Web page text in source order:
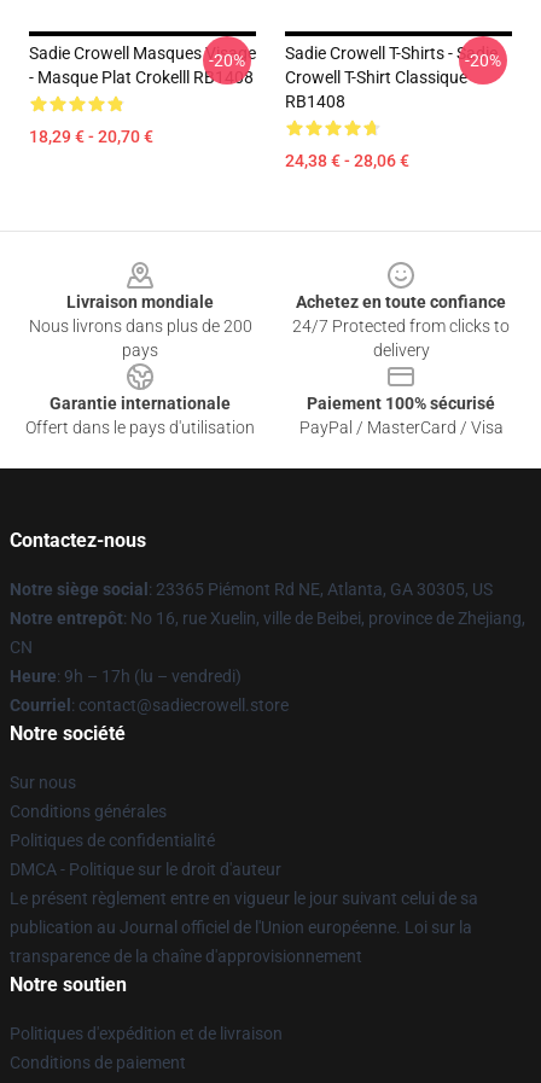
Sadie Crowell Masques Visage
- Masque Plat Crokelll RB1408
18,29 € - 20,70 €
-20%
Sadie Crowell T-Shirts - Sadie
Crowell T-Shirt Classique
RB1408
24,38 € - 28,06 €
-20%
Livraison mondiale
Nous livrons dans plus de 200
pays
Achetez en toute confiance
24/7 Protected from clicks to
delivery
Garantie internationale
Offert dans le pays d'utilisation
Paiement 100% sécurisé
PayPal / MasterCard / Visa
Contactez-nous
Notre siège social : 23365 Piémont Rd NE, Atlanta, GA 30305, US
Notre entrepôt: No 16, rue Xuelin, ville de Beibei, province de Zhejiang,
CN
Heure: 9h – 17h (lu – vendredi)
Courriel : contact@sadiecrowell.store
Notre société
Sur nous
Conditions générales
Politiques de confidentialité
DMCA - Politique sur le droit d'auteur
Le présent règlement entre en vigueur le jour suivant celui de sa
publication au Journal officiel de l'Union européenne. Loi sur la
transparence de la chaîne d'approvisionnement
Notre soutien
Politiques d'expédition et de livraison
Conditions de paiement